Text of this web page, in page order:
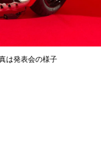
は発表会の様子